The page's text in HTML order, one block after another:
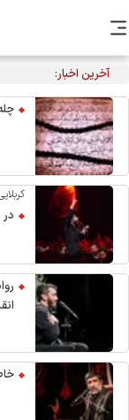
آخرین اخبار:
چله
در